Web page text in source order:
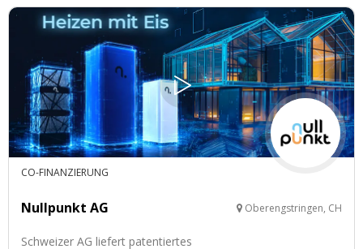
CO-FINANZIERUNG
Nullpunkt AG Oberengstringen, CH
Schweizer AG liefert patentiertes